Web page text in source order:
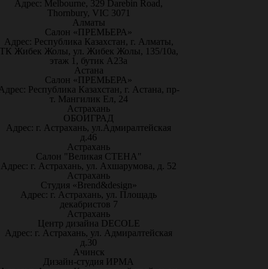
Адрес: Melbourne, 329 Darebin Road,
Thornbury, VIC 3071
Алматы
Салон «ПРЕМЬЕРА»
Адрес: Республика Казахстан, г. Алматы,
Жибек Жолы, ул. Жибек Жолы, 135/10а,
этаж 1, бутик А23а
Астана
Салон «ПРЕМЬЕРА»
Республика Казахстан, г. Астана, пр-
т. Мангилик Ел, 24
Астрахань
ОБОИГРАД
Адрес: г. Астрахань, ул.Адмиралтейская
д.46
Астрахань
Салон "Великая СТЕНА"
Адрес: г. Астрахань, ул. Ахшарумова, д. 52
Астрахань
Студия «Brend&design»
Адрес: г. Астрахань, ул. Площадь
декабристов 7
Астрахань
Центр дизайна DECOLE
Адрес: г. Астрахань, ул. Адмиралтейская
д.30
Ачинск
Дизайн-студия ИРМА